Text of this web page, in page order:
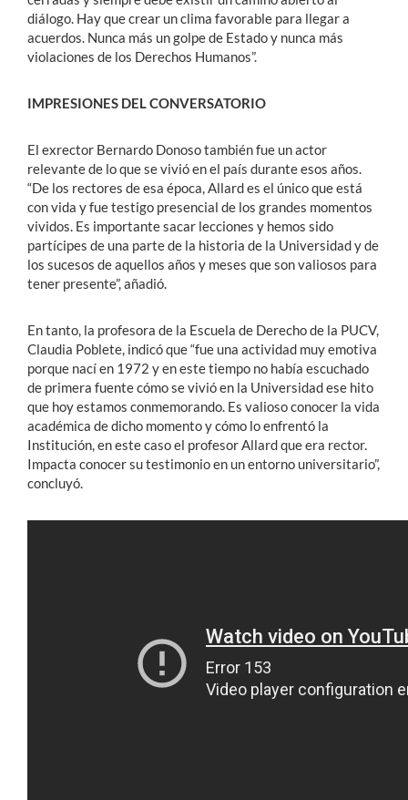
diálogo. Hay que crear un clima favorable para llegar a
acuerdos. Nunca más un golpe de Estado y nunca más
violaciones de los Derechos Humanos”.
IMPRESIONES DEL CONVERSATORIO
El exrector Bernardo Donoso también fue un actor
relevante de lo que se vivió en el país durante esos años.
“De los rectores de esa época, Allard es el único que está
con vida y fue testigo presencial de los grandes momentos
vividos. Es importante sacar lecciones y hemos sido
partícipes de una parte de la historia de la Universidad y de
los sucesos de aquellos años y meses que son valiosos para
tener presente”, añadió.
En tanto, la profesora de la Escuela de Derecho de la PUCV,
Claudia Poblete, indicó que “fue una actividad muy emotiva
porque nací en 1972 y en este tiempo no había escuchado
de primera fuente cómo se vivió en la Universidad ese hito
que hoy estamos conmemorando. Es valioso conocer la vida
académica de dicho momento y cómo lo enfrentó la
Institución, en este caso el profesor Allard que era rector.
Impacta conocer su testimonio en un entorno universitario”,
concluyó.